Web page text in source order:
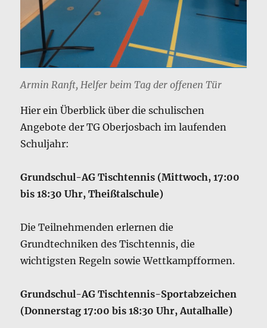
Armin Ranft, Helfer beim Tag der offenen Tür
Hier ein Überblick über die schulischen
Angebote der TG Oberjosbach im laufenden
Schuljahr:
Grundschul-AG Tischtennis (Mittwoch, 17:00
bis 18:30 Uhr, Theißtalschule)
Die Teilnehmenden erlernen die
Grundtechniken des Tischtennis, die
wichtigsten Regeln sowie Wettkampfformen.
Grundschul-AG Tischtennis-Sportabzeichen
(Donnerstag 17:00 bis 18:30 Uhr, Autalhalle)